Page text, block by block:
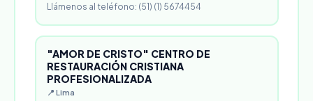
Llámenos al teléfono: (51) (1) 5674454
"AMOR DE CRISTO" CENTRO DE
RESTAURACIÓN CRISTIANA
PROFESIONALIZADA
📍 Lima